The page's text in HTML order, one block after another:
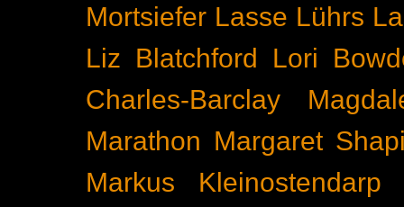
Mortsiefer Lasse Lührs
Liz Blatchford
Lori
Charles-Barclay
Marathon Margaret
Markus Kleinostendarp